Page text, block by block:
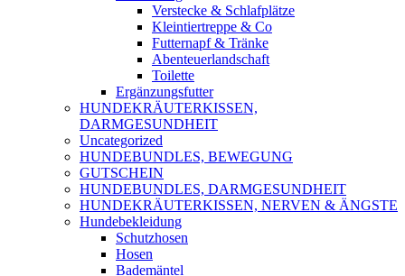
Verstecke & Schlafplätze
Kleintiertreppe & Co
Futternapf & Tränke
Abenteuerlandschaft
Toilette
Ergänzungsfutter
HUNDEKRÄUTERKISSEN,
DARMGESUNDHEIT
Uncategorized
HUNDEBUNDLES, BEWEGUNG
GUTSCHEIN
HUNDEBUNDLES, DARMGESUNDHEIT
HUNDEKRÄUTERKISSEN, NERVEN & ÄNGSTE
Hundebekleidung
Schutzhosen
Hosen
Bademäntel